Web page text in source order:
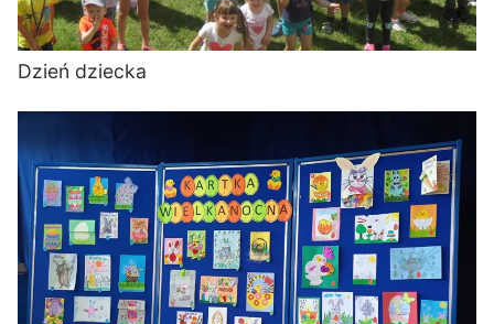
Dzień dziecka